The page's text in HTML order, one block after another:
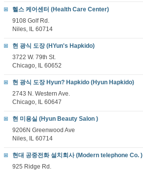
헬스 케어센터 (Health Care Center)
9108 Golf Rd.
Niles, IL 60714
현 광식 도장 (HYun's Hapkido)
3722 W. 79th St.
Chicago, IL 60652
현 광식 도장 Hyun? Hapkido (Hyun Hapkido)
2743 N. Western Ave.
Chicago, IL 60647
현 미용실 (Hyun Beauty Salon )
9206N Greenwood Ave
Niles, IL 60714
현대 공중전화 설치회사 (Modern telephone Co. )
925 Ridge Rd.